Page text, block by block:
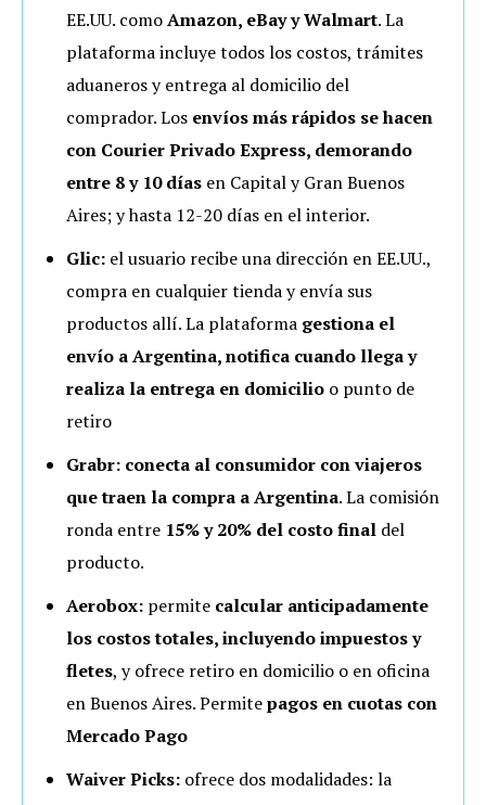
EE.UU. comoAmazon, eBay y Walmart. La
plataforma incluye todos los costos, trámites
aduaneros y entrega al domicilio del
comprador. Los envíos más rápidos se hacen
con Courier Privado Express, demorando
entre 8 y 10 días en Capital y Gran Buenos
Aires; y hasta 12-20 días en el interior.
Glic: el usuario recibe una dirección en EE.UU.,
compra en cualquier tienda y envía sus
productos allí. La plataforma gestiona el
envío a Argentina, notifica cuando llega y
realiza la entrega en domicilio o punto de
retiro
Grabr: conecta al consumidor con viajeros
que traen la compra a Argentina. La comisión
ronda entre 15% y 20% del costo final del
producto.
Aerobox: permite calcular anticipadamente
los costos totales, incluyendo impuestos y
fletes, y ofrece retiro en domicilio o en oficina
en Buenos Aires. Permitepagos en cuotas con
Mercado Pago
Waiver Picks: ofrece dos modalidades: la